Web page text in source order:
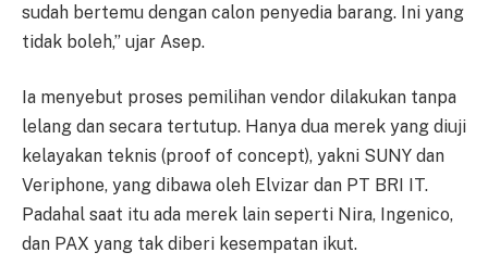
sudah bertemu dengan calon penyedia barang. Ini yang
tidak boleh,” ujar Asep.
Ia menyebut proses pemilihan vendor dilakukan tanpa
lelang dan secara tertutup. Hanya dua merek yang diuji
kelayakan teknis (proof of concept), yakni SUNY dan
Veriphone, yang dibawa oleh Elvizar dan PT BRI IT.
Padahal saat itu ada merek lain seperti Nira, Ingenico,
dan PAX yang tak diberi kesempatan ikut.